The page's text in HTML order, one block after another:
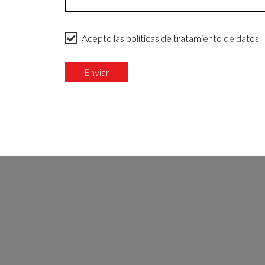
Acepto las políticas de tratamiento de datos.
Enviar